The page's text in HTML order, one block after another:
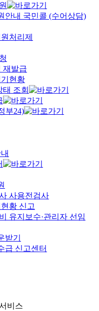
안내 국민콜 (수어상담)
처리제
재발급
현황
태 조회
부24)
사용전검사
황 신고
유지보수·관리자 선임
받기
급 신고센터
비스